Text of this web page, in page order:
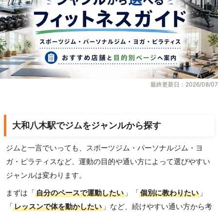
最終更新日：2026/08/07
大和八木駅でジムをジャンルから探す
ジムと一言でいっても、スポーツジム・パーソナルジム・ヨ
ガ・ピラティスなど、運動の目的や通い方によって選びやすい
ジャンルは変わります。
まずは「自分のペースで運動したい 」「個別に教わりたい 」
「レッスンで体を動かしたい 」など、続けやすい通い方から考